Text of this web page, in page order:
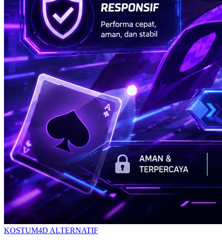
KOSTUM4D ALTERNATIF